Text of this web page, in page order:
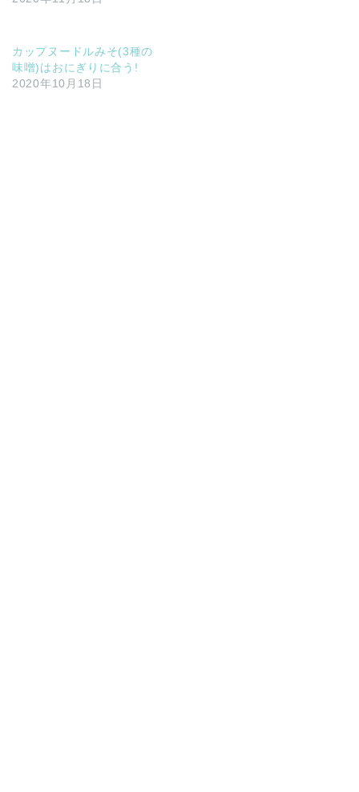
カップヌードルみそ(3種の
味噌)はおにぎりに合う!
2020年10月18日